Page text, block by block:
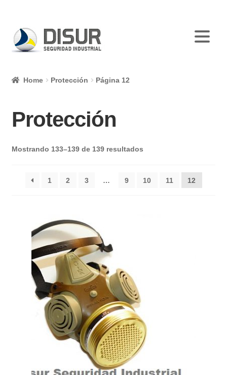
Skip
to
Skip
to
Home Protección Página 12
Protección
Mostrando 133–139 de 139 resultados
1 2 3 … 9 10 11 12